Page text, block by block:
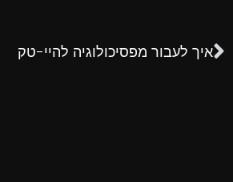
איך לעבור מפסיכולוגיה להיי-טק